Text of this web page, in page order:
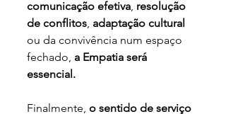
comunicação efetiva, resolução
de conflitos, adaptação cultural
ou da convivência num espaço
fechado, a Empatia será
essencial.
Finalmente, o sentido de serviço